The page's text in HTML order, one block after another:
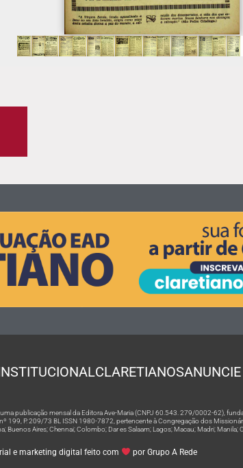
CLARETIANOSANUNCIE
uma publicação mensal da Editora Ave-Maria (CNPJ 60.543. 279/0002-62),
199, P. 209/73 BL ISSN 1980-7872, pertencente à Congregação dos
Buenos Aires; Chennai; Colombo; Dar es Salaam; Lagos; Macau; Madri; Manila;
e marketing digital feito com por Grupo A Rede